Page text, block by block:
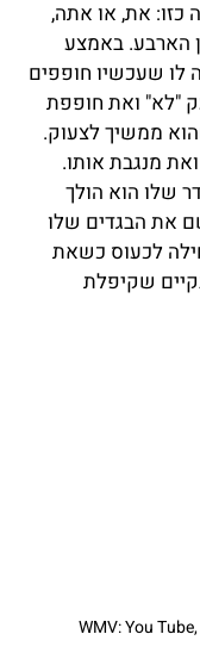
כזו: את, או אתה,
הארבע. באמצע
שעכשיו חופפים
"לא" ואת חופפת
ממשיך לצעוק.
מנגבת אותו.
שלו הוא הולך
את הבגדים שלו
לכעוס כשאת
שקיפלת